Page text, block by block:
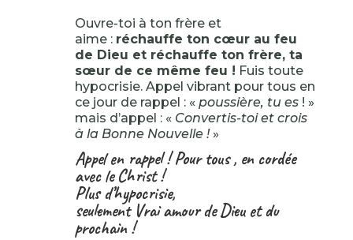
Ouvre-toi à ton frère et
aime : réchauffe ton cœur au feu
de Dieu et réchauffe ton frère, ta
sœur de ce même feu ! Fuis toute
hypocrisie. Appel vibrant pour tous en
ce jour de rappel : « poussière, tu es! »
mais d’appel : « Convertis-toi et crois
à la Bonne Nouvelle !»
Appel en rappel ! Pour tous , en cordée
avec le Christ !
Plus d’hypocrisie,
seulement Vrai amour de Dieu et du
prochain !